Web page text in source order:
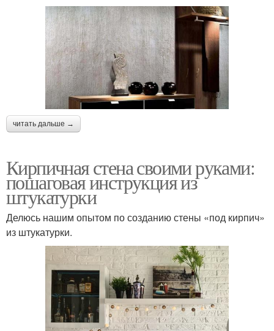
читать дальше →
Кирпичная стена своими руками:
пошаговая инструкция из
штукатурки
Делюсь нашим опытом по созданию стены «под кирпич»
из штукатурки.